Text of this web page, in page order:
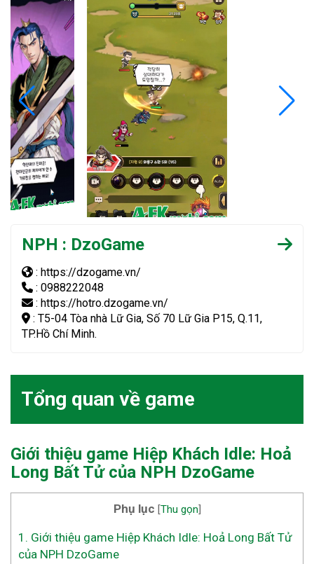
NPH : DzoGame
: https://dzogame.vn/
: 0988222048
: https://hotro.dzogame.vn/
: T5-04 Tòa nhà Lữ Gia, Số 70 Lữ Gia P15, Q.11,
TP.Hồ Chí Minh.
Tổng quan về game
Giới thiệu game Hiệp Khách Idle: Hoả
Long Bất Tử của NPH DzoGame
Phụ lục [Thu gọn]
1. Giới thiệu game Hiệp Khách Idle: Hoả Long Bất Tử
của NPH DzoGame